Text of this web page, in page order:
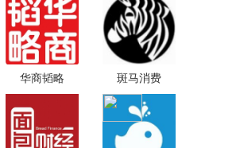
华商韬略 斑马消费